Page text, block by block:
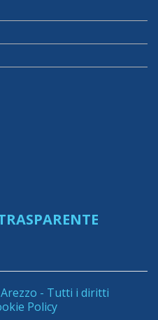
- Tutti i diritti
Policy